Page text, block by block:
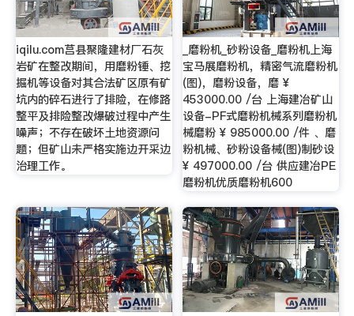
iqilu.com莒县聚隆建材厂石灰
岩矿在整改期间，用磨粉锤、挖
掘机等设备对其合法矿区原有矿
坑内的碎石进行了排险，在修路
整平及排险整改爆破过程中产生
噪声；不存在破坏土地资源问
题；但矿山未严格实施边开采边
治理工作。
_磨粉机_砂粉设备_磨粉机上海
宝马展磨粉机，精密气流磨粉机
(图)，磨粉设备，磨 ¥
453000.00 /台 上海建冶矿山
设备-PF式磨粉机械系列磨粉机
械磨粉 ¥ 985000.00 /件 、磨
粉机械、砂粉设备械(图)制砂设
¥ 497000.00 /台 供应建冶PE
磨粉机优质磨粉机600